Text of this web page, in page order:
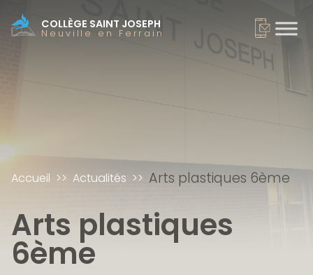
COLLÈGE SAINT JOSEPH
Neuville en Ferrain
Accueil Actualités Arts plastiques 6ème
Arts plastiques
6ème